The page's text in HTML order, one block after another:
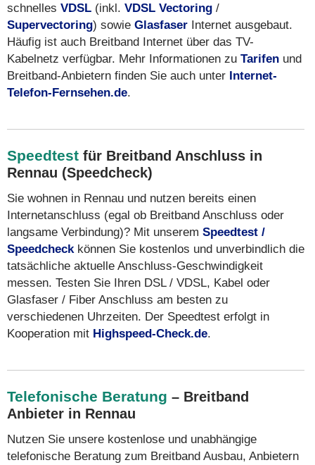
schnelles VDSL (inkl. VDSL Vectoring /
Supervectoring) sowie Glasfaser Internet ausgebaut.
Häufig ist auch Breitband Internet über das TV-
Kabelnetz verfügbar. Mehr Informationen zu Tarifen und
Breitband-Anbietern finden Sie auch unter Internet-
Telefon-Fernsehen.de.
Speedtest für Breitband Anschluss in
Rennau (Speedcheck)
Sie wohnen in Rennau und nutzen bereits einen
Internetanschluss (egal ob Breitband Anschluss oder
langsame Verbindung)? Mit unserem Speedtest /
Speedcheckkönnen Sie kostenlos und unverbindlich die
tatsächliche aktuelle Anschluss-Geschwindigkeit
messen. Testen Sie Ihren DSL / VDSL, Kabel oder
Glasfaser / Fiber Anschluss am besten zu
verschiedenen Uhrzeiten. Der Speedtest erfolgt in
Kooperation mit Highspeed-Check.de.
Telefonische Beratung – Breitband
Anbieter in Rennau
Nutzen Sie unsere kostenlose und unabhängige
telefonische Beratung zum Breitband Ausbau, Anbietern